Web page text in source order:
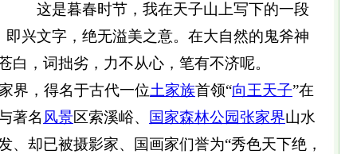
这是暮春时节，我在天子山上写下的一段
即兴文字，绝无溢美之意。在大自然的鬼斧神
白，词拙劣，力不从心，笔有不济呢。
界，得名于古代一位土家族首领“向王天子”在
著名 风景区索溪峪、 国家森林公园张家界山水
、却已被摄影家、国画家们誉为“秀色天下绝，